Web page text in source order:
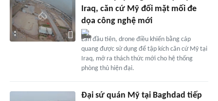
Iraq, căn cứ Mỹ đối mặt mối đe
dọa công nghệ mới
Lần đầu tiên, drone điều khiển bằng cáp
quang được sử dụng để tập kích căn cứ Mỹ tại
Iraq, mở ra thách thức mới cho hệ thống
phòng thủ hiện đại.
Đại sứ quán Mỹ tại Baghdad tiếp